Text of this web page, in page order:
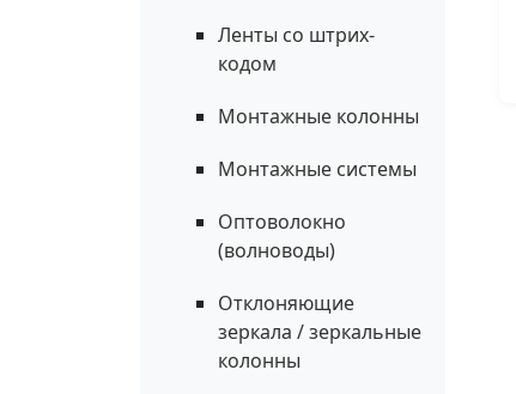
Ленты со штрих-
кодом
Монтажные колонны
Монтажные системы
Оптоволокно
(волноводы)
Отклоняющие
зеркала / зеркальные
колонны